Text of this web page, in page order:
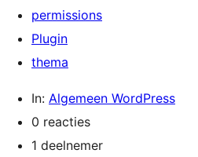
permissions
Plugin
thema
In: Algemeen WordPress
0 reacties
1 deelnemer